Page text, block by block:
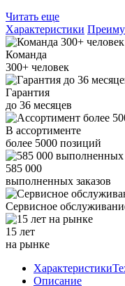
Читать еще
Характеристики
Команда
300+ человек
Гарантия
до 36 месяцев
В ассортименте
более 5000 позиций
585 000
выполненных заказов
Сервисное
15 лет
на рынке
Характеристики
Описание